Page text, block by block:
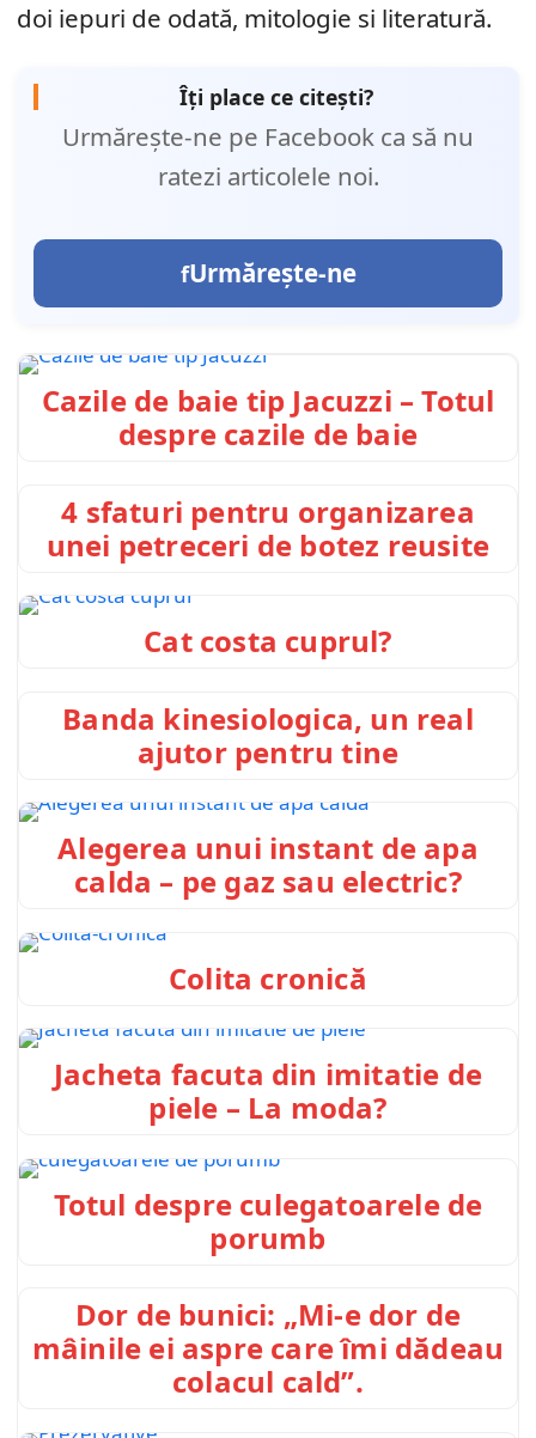
doi iepuri de odată, mitologie si literatură.
Îți place ce citești?
Urmărește-ne pe Facebook ca să nu
ratezi articolele noi.
Urmărește-ne
Cazile de baie tip Jacuzzi – Totul
despre cazile de baie
4 sfaturi pentru organizarea
unei petreceri de botez reusite
Cat costa cuprul?
Banda kinesiologica, un real
ajutor pentru tine
Alegerea unui instant de apa
calda – pe gaz sau electric?
Colita cronică
Jacheta facuta din imitatie de
piele – La moda?
Totul despre culegatoarele de
porumb
Dor de bunici: „Mi-e dor de
mâinile ei aspre care îmi dădeau
colacul cald”.